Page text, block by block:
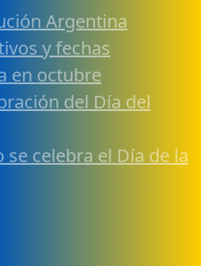
Argentina
y fechas
en octubre
del Día del
se celebra el Día de la